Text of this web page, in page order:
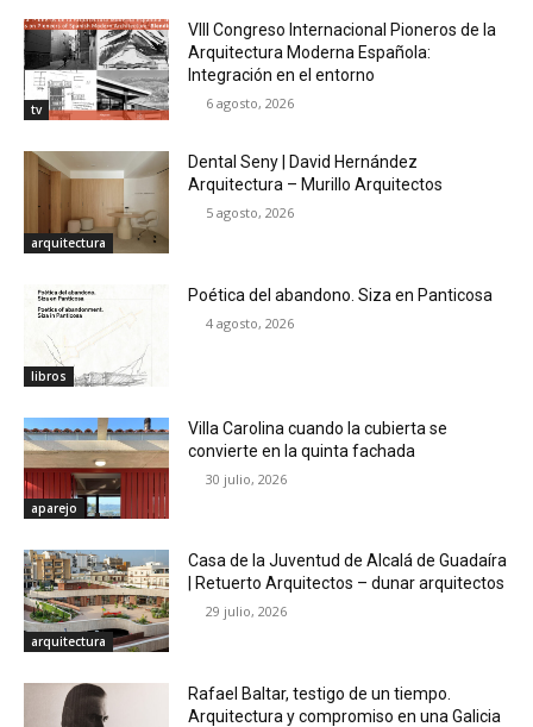
tv
VIII Congreso Internacional Pioneros de la
Arquitectura Moderna Española:
Integración en el entorno
6 agosto, 2026
arquitectura
Dental Seny | David Hernández
Arquitectura – Murillo Arquitectos
5 agosto, 2026
libros
Poética del abandono. Siza en Panticosa
4 agosto, 2026
aparejo
Villa Carolina cuando la cubierta se
convierte en la quinta fachada
30 julio, 2026
arquitectura
Casa de la Juventud de Alcalá de Guadaíra
| Retuerto Arquitectos – dunar arquitectos
29 julio, 2026
Rafael Baltar, testigo de un tiempo.
Arquitectura y compromiso en una Galicia